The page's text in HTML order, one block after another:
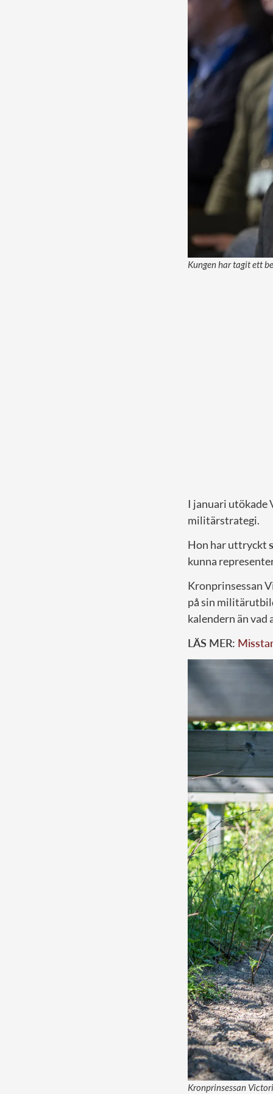
Kungen har tagit ett
I januari
militärstrategi.
Hon har uttryckt
kunna
Kronprinsessan
på sin
kalendern än vad
LÄS MER:
Kronprinsessan